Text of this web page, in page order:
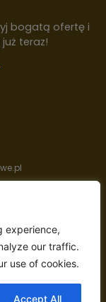
experience,
our traffic.
use of cookies.
Accept All
bogatą ofertę i
teraz!
l